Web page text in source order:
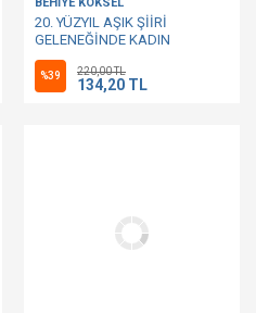
20. YÜZYIL AŞIK ŞİİRİ
GELENEĞİNDE KADIN
AŞIKLAR
%39 220,00 TL
134,20 TL